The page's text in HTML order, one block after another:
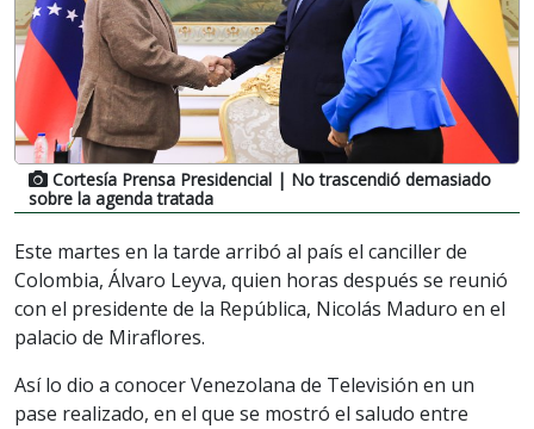
Cortesía Prensa Presidencial | No trascendió demasiado
sobre la agenda tratada
Este martes en la tarde arribó al país el canciller de
Colombia, Álvaro Leyva, quien horas después se reunió
con el presidente de la República, Nicolás Maduro en el
palacio de Miraflores.
Así lo dio a conocer Venezolana de Televisión en un
pase realizado, en el que se mostró el saludo entre